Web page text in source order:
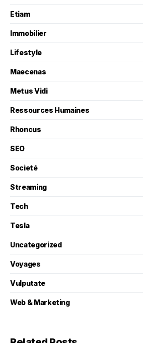
Etiam
Immobilier
Lifestyle
Maecenas
Metus Vidi
Ressources Humaines
Rhoncus
SEO
Societé
Streaming
Tech
Tesla
Uncategorized
Voyages
Vulputate
Web & Marketing